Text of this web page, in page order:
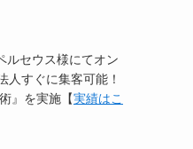
セウス様にてオン
人すぐに集客可能！
』を実施【実績はこ